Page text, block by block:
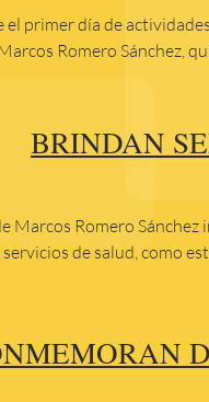
el primer día de
Romero Sánchez,
BRINDAN
Marcos Romero
de salud, como